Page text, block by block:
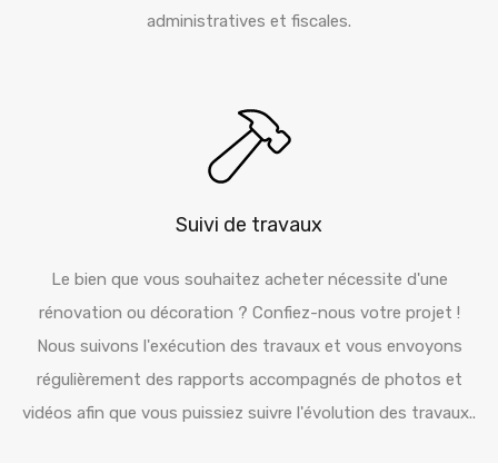
administratives et fiscales.
Suivi de travaux
Le bien que vous souhaitez acheter nécessite d'une
rénovation ou décoration ? Confiez-nous votre projet !
Nous suivons l'exécution des travaux et vous envoyons
régulièrement des rapports accompagnés de photos et
vidéos afin que vous puissiez suivre l'évolution des travaux..